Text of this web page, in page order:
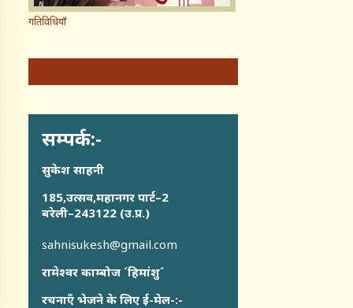
गतिविधियाँ
सम्पर्क:-
सुकेश साहनी
185,उत्सव,महानगर पार्ट–2
बरेली–243122 (उ.प्र.)
sahnisukesh@gmail.com
रामेश्वर काम्बोज ´हिमांशु´
रचनाएँ भेजने के लिए ई-मेल-:-